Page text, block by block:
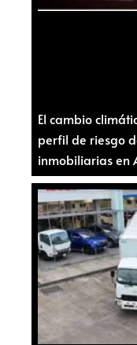
El cambio
perfil de riesgo
inmobiliarias en